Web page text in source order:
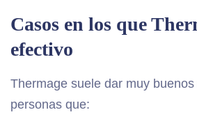
Casos en los que
efectivo
Thermage suele dar muy
personas que: